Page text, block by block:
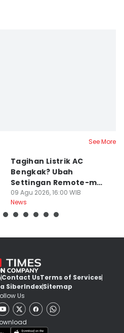
See More
Tagihan Listrik AC
Bengkak? Ubah
Settingan Remote-mu
ke Mode Ini Mulai Nanti
Malam
09 Agu 2026, 16:00 WIB
News
Contact UsTerms of Services
SiberIndexSitemap
Us